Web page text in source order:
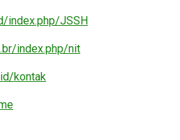
index.php/JSSH
index.php/nit
kontak